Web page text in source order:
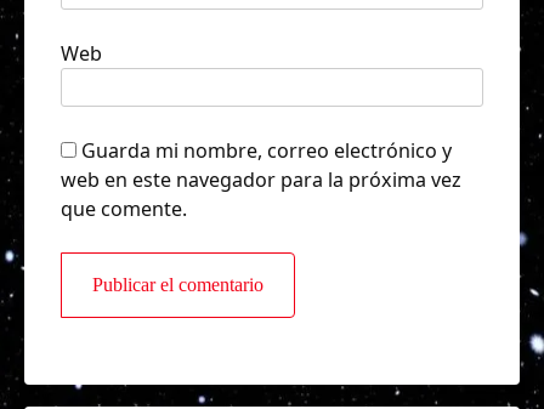
Web
Guarda mi nombre, correo electrónico y
web en este navegador para la próxima vez
que comente.